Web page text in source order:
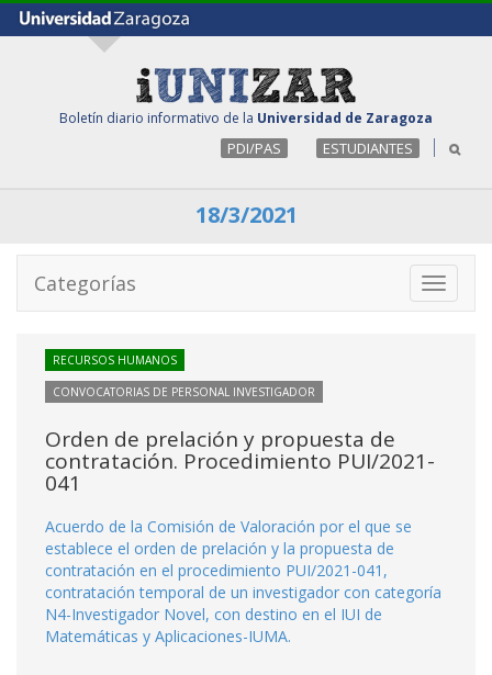
Boletín diario informativo de la Universidad de Zaragoza
PDI/PAS ESTUDIANTES
18/3/2021
Toggle
Categorías
RECURSOS HUMANOS
CONVOCATORIAS DE PERSONAL INVESTIGADOR
Orden de prelación y propuesta de
contratación. Procedimiento PUI/2021-
041
Acuerdo de la Comisión de Valoración por el que se
establece el orden de prelación y la propuesta de
contratación en el procedimiento PUI/2021-041,
contratación temporal de un investigador con categoría
N4-Investigador Novel, con destino en el IUI de
Matemáticas y Aplicaciones-IUMA.